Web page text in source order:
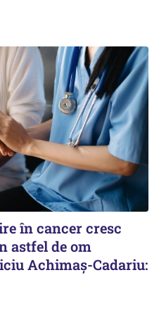
în cancer cresc
astfel de om
Achimaș-Cadariu: